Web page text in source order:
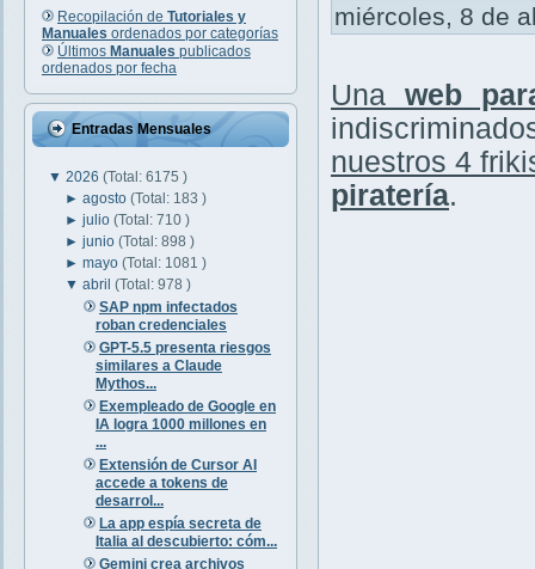
Recopilación de Tutoriales y
Manuales ordenados por categorías
Últimos Manuales publicados
ordenados por fecha
Entradas Mensuales
▼ 2026 (Total: 6175 )
►agosto(Total: 183 )
►julio(Total: 710 )
►junio(Total: 898 )
►mayo(Total: 1081 )
▼abril(Total: 978 )
SAP npm infectados
roban credenciales
GPT-5.5 presenta riesgos
similares a Claude
Mythos...
Exempleado de Google en
IA logra 1000 millones en
...
Extensión de Cursor AI
accede a tokens de
desarrol...
La app espía secreta de
Italia al descubierto: cóm...
Gemini crea archivos
miércoles, 8 de
Una web
nuestros 4
piratería.